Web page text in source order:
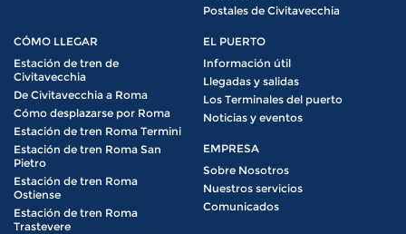
Postales de Civitavecchia
CÓMO LLEGAR
Estación de tren de
Civitavecchia
De Civitavecchia a Roma
Cómo desplazarse por Roma
Estación de tren Roma Termini
Estación de tren Roma San
Pietro
Estación de tren Roma
Ostiense
Estación de tren Roma
Trastevere
EL PUERTO
Información útil
Llegadas y salidas
Los Terminales del puerto
Noticias y eventos
EMPRESA
Sobre Nosotros
Nuestros servicios
Comunicados